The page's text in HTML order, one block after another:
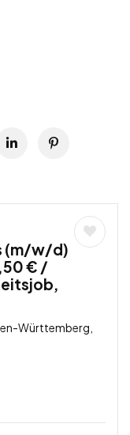
(m/w/d)
€ /
Württemberg,